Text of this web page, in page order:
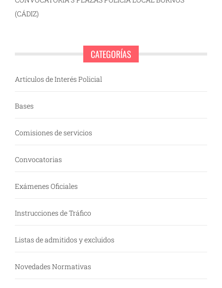
(CÁDIZ)
CATEGORÍAS
Artículos de Interés Policial
Bases
Comisiones de servicios
Convocatorias
Exámenes Oficiales
Instrucciones de Tráfico
Listas de admitidos y excluidos
Novedades Normativas